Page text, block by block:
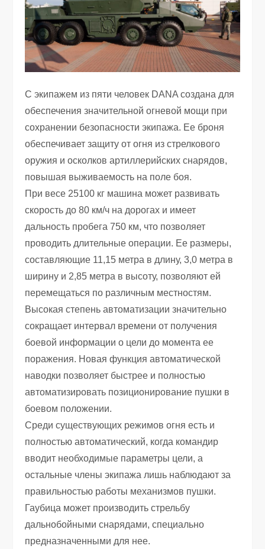
С экипажем из пяти человек DANA создана для
обеспечения значительной огневой мощи при
сохранении безопасности экипажа. Ее броня
обеспечивает защиту от огня из стрелкового
оружия и осколков артиллерийских снарядов,
повышая выживаемость на поле боя.
При весе 25100 кг машина может развивать
скорость до 80 км/ч на дорогах и имеет
дальность пробега 750 км, что позволяет
проводить длительные операции. Ее размеры,
составляющие 11,15 метра в длину, 3,0 метра в
ширину и 2,85 метра в высоту, позволяют ей
перемещаться по различным местностям.
Высокая степень автоматизации значительно
сокращает интервал времени от получения
боевой информации о цели до момента ее
поражения. Новая функция автоматической
наводки позволяет быстрее и полностью
автоматизировать позиционирование пушки в
боевом положении.
Среди существующих режимов огня есть и
полностью автоматический, когда командир
вводит необходимые параметры цели, а
остальные члены экипажа лишь наблюдают за
правильностью работы механизмов пушки.
Гаубица может производить стрельбу
дальнобойными снарядами, специально
предназначенными для нее.